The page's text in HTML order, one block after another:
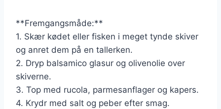
**Fremgangsmåde:**
1. Skær kødet eller fisken i meget tynde skiver
og anret dem på en tallerken.
2. Dryp balsamico glasur og olivenolie over
skiverne.
3. Top med rucola, parmesanflager og kapers.
4. Krydr med salt og peber efter smag.